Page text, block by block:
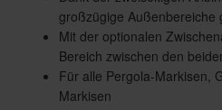
großzügige Außenbereiche
Mit der optionalen
Bereich zwischen den
Für alle Pergola-Markisen,
Markisen